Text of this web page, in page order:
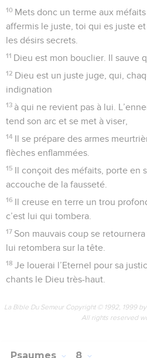
10 Mets donc un terme aux
affermis le juste, toi qui es juste
les désirs secrets.
11 Dieu est mon bouclier. Il sauve
12 Dieu est un juste juge, qui,
indignation
13 à qui ne revient pas à lui.
tend son arc et se met à viser,
14 Il se prépare des armes
flèches enflammées.
15 Il conçoit des méfaits, porte en
accouche de la fausseté.
16 Il creuse en terre un trou
c’est lui qui tombera.
17 Son mauvais coup se
lui retombera sur la tête.
18 Je louerai l’Eternel pour sa
chants le Dieu très-haut.
La Bible Du Semeur Copyright © 1992, 1999
All rights reserved
Psaumes 8